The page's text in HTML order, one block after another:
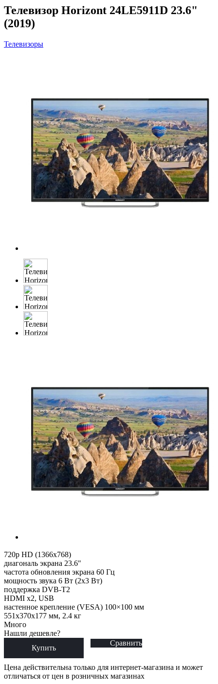
Телевизор Horizont 24LE5911D 23.6"
(2019)
Телевизоры
720p HD (1366x768)
диагональ экрана 23.6"
частота обновления экрана 60 Гц
мощность звука 6 Вт (2x3 Вт)
поддержка DVB-T2
HDMI x2, USB
настенное крепление (VESA) 100×100 мм
551x370x177 мм, 2.4 кг
Много
Нашли дешевле?
Купить
Сравнить
Цена действительна только для интернет-магазина и может
отличаться от цен в розничных магазинах